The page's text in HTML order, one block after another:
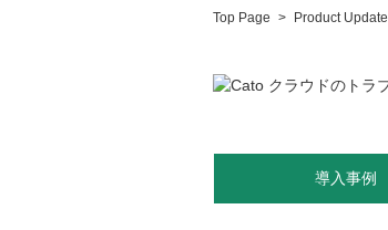
Top Page > Product Update
導入事例